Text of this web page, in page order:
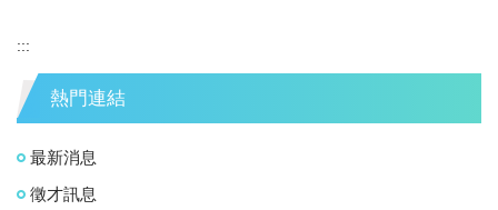
:::
熱門連結
最新消息
徵才訊息